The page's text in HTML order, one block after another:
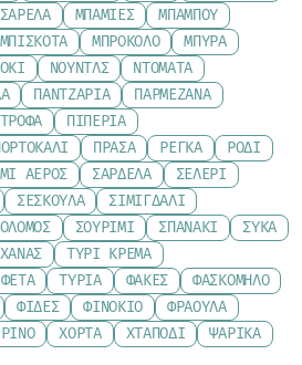
ΜΠΆΜΙΕΣ
ΜΠΑΜΠΟΎ
ΜΠΙΣΚΌΤΑ ΜΠΡΌΚΟΛΟ
ΜΠΎΡΑ
ΝΟΎΝΤΛΣ
ΝΤΟΜΆΤΑ
ΠΑΝΤΖΆΡΙΑ
ΠΑΡΜΕΖΆΝΑ
ΠΙΠΕΡΙΆ
ΠΡΆΣΑ ΡΈΓΚΑ
ΡΌΔΙ
ΑΈΡΟΣ ΣΑΡΔΈΛΑ
ΣΈΛΕΡΙ
ΣΈΣΚΟΥΛΑ
ΣΙΜΙΓΔΆΛΙ
ΣΟΥΡΊΜΙ ΣΠΑΝΆΚΙ
ΣΎΚΑ
ΤΥΡΊ ΚΡΈΜΑ
ΤΥΡΙΆ ΦΑΚΈΣ
ΦΑΣΚΌΜΗΛΟ
ΦΙΔΈΣ ΦΙΝΌΚΙΟ
ΦΡΆΟΥΛΑ
ΧΌΡΤΑ ΧΤΑΠΌΔΙ ΨΑΡΙΚΆ